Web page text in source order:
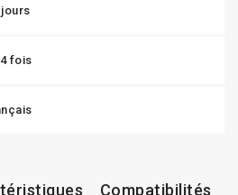
fois
Compatibilités